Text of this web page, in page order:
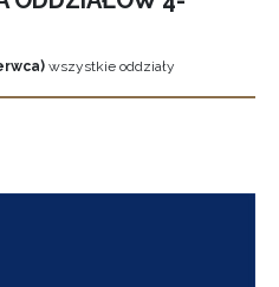
wszystkie oddziały